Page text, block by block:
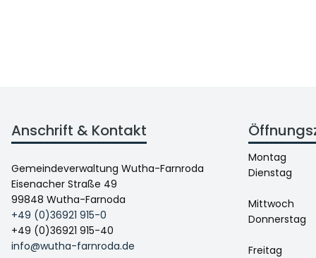
Anschrift & Kontakt
Gemeindeverwaltung Wutha-Farnroda
Eisenacher Straße 49
99848 Wutha-Farnoda
+49 (0)36921 915-0
+49 (0)36921 915-40
info@wutha-farnroda.de
Montag
Dienstag
Mittwoch
Donnerstag
Freitag